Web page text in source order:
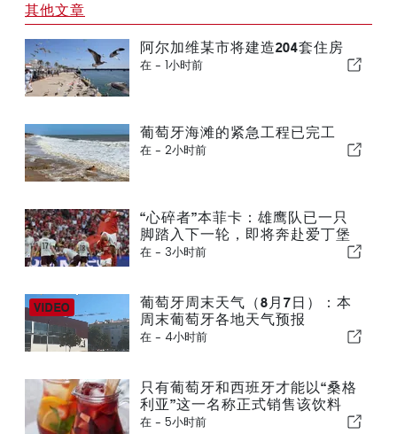
其他文章
阿尔加维某市将建造204套住房
在 - 1小时前
葡萄牙海滩的紧急工程已完工
在 - 2小时前
“心碎者”本菲卡：雄鹰队已一只
脚踏入下一轮，即将奔赴爱丁堡
在 - 3小时前
葡萄牙周末天气（8月7日）：本
周末葡萄牙各地天气预报
在 - 4小时前
只有葡萄牙和西班牙才能以“桑格
利亚”这一名称正式销售该饮料
在 - 5小时前